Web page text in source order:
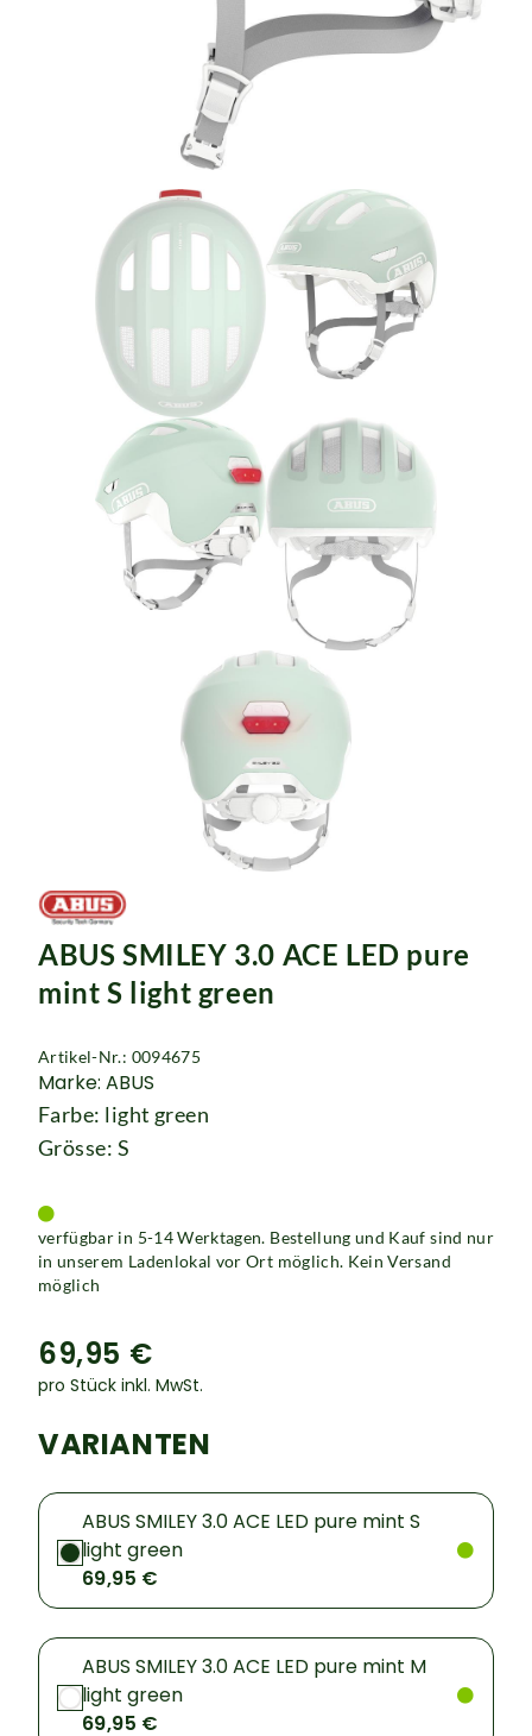
ABUS SMILEY 3.0 ACE LED pure
mint S light green
Artikel-Nr.: 0094675
Marke: ABUS
Farbe: light green
Grösse: S
verfügbar in 5-14 Werktagen. Bestellung und Kauf sind nur
in unserem Ladenlokal vor Ort möglich. Kein Versand
möglich
69,95 €
pro Stück inkl. MwSt.
VARIANTEN
ABUS SMILEY 3.0 ACE LED pure mint S
light green
69,95 €
ABUS SMILEY 3.0 ACE LED pure mint M
light green
69,95 €